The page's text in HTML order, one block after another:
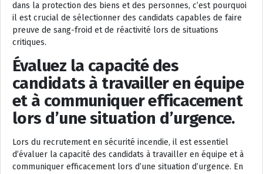
dans la protection des biens et des personnes, c’est pourquoi
il est crucial de sélectionner des candidats capables de faire
preuve de sang-froid et de réactivité lors de situations
critiques.
Évaluez la capacité des
candidats à travailler en équipe
et à communiquer efficacement
lors d’une situation d’urgence.
Lors du recrutement en sécurité incendie, il est essentiel
d’évaluer la capacité des candidats à travailler en équipe et à
communiquer efficacement lors d’une situation d’urgence. En